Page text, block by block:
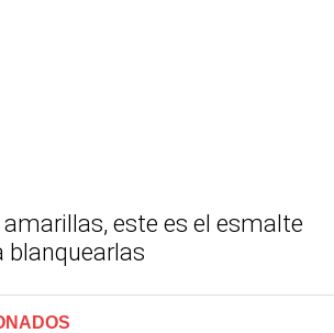
este es el esmalte
blanquearlas